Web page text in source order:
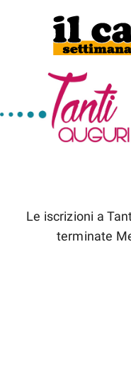
Le iscrizioni a
terminate